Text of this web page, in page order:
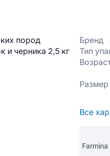
Бренд
Тип
Размер
Все
Farmina